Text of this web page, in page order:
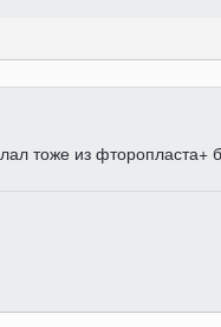
тоже из